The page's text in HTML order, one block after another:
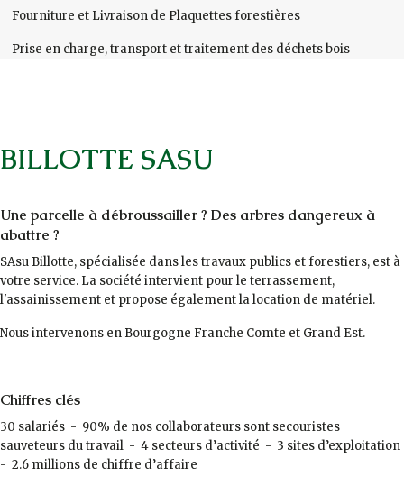
Fourniture et Livraison de Plaquettes forestières
Prise en charge, transport et traitement des déchets bois
BILLOTTE SASU
Une parcelle à débroussailler ? Des arbres dangereux à
abattre ?
SAsu Billotte, spécialisée dans les travaux publics et forestiers, est à
votre service. La société intervient pour le terrassement,
l'assainissement et propose également la location de matériel.
Nous intervenons en Bourgogne Franche Comte et Grand Est.
Chiffres clés
30 salariés - 90% de nos collaborateurs sont secouristes
sauveteurs du travail - 4 secteurs d’activité - 3 sites d’exploitation
- 2.6 millions de chiffre d’affaire